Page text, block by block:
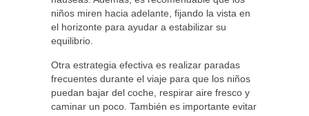
niños miren hacia adelante, fijando la vista en
el horizonte para ayudar a estabilizar su
equilibrio.
Otra estrategia efectiva es realizar paradas
frecuentes durante el viaje para que los niños
puedan bajar del coche, respirar aire fresco y
caminar un poco. También es importante evitar